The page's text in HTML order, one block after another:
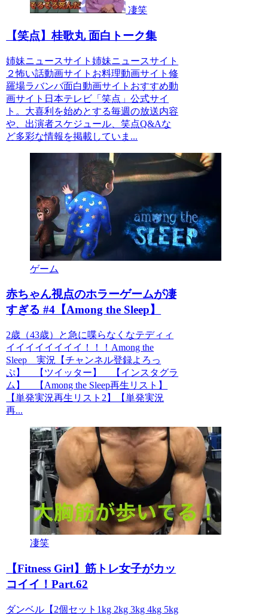
凄笑
【笑点】桂歌丸 面白トーク集
姉妹ニュースサイト姉妹ニュースサイト
２怖い話動画サイトお料理動画サイト修
羅場ラバンバ面白動画サイトおすすめ動
画サイト日本テレビ「笑点」公式サイ
ト。大喜利を始めとする毎週の放送内容
や、出演者スケジュール、笑点Q&Aな
ど多彩な情報を掲載していま...
ゲーム
赤ちゃん視点のホラーゲームが凄
すぎる #4【Among the Sleep】
2歳（43歳）と急に喋らなくなテディィ
イイイイイイイイ！！！Among the
Sleep 実況【チャンネル登録よろっ
ぷ】 【ツイッター】 【インスタグラ
ム】 【Among the Sleep再生リスト】
【単発実況再生リスト2】【単発実況
再...
凄笑
【Fitness Girl】筋トレ女子がカッ
コイイ！Part.62
ダンベル【2個セット1kg 2kg 3kg 4kg 5kg